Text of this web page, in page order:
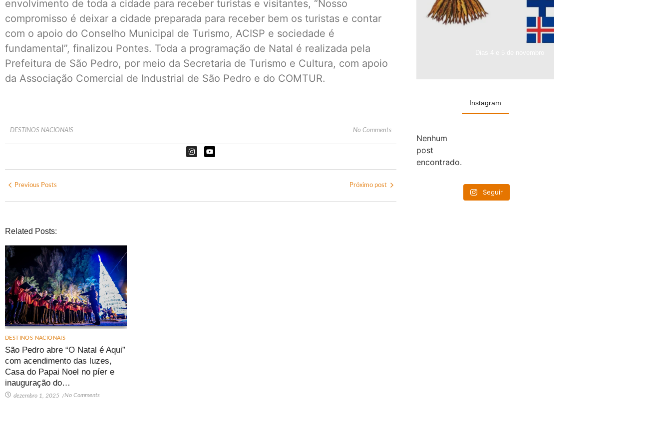
envolvimento de toda a cidade para receber turistas e visitantes, “Nosso
compromisso é deixar a cidade preparada para receber bem os turistas e contar
com o apoio do Conselho Municipal de Turismo, ACISP e sociedade é
fundamental”, finalizou Pontes. Toda a programação de Natal é realizada pela
Prefeitura de São Pedro, por meio da Secretaria de Turismo e Cultura, com apoio
da Associação Comercial de Industrial de São Pedro e do COMTUR.
DESTINOS NACIONAIS No Comments
Previous Posts Próximo post
Related Posts:
DESTINOS NACIONAIS
São Pedro abre “O Natal é Aqui”
com acendimento das luzes,
Casa do Papai Noel no píer e
inauguração do…
dezembro 1, 2025 /No Comments
Instagram
Nenhum
post
encontrado.
Seguir